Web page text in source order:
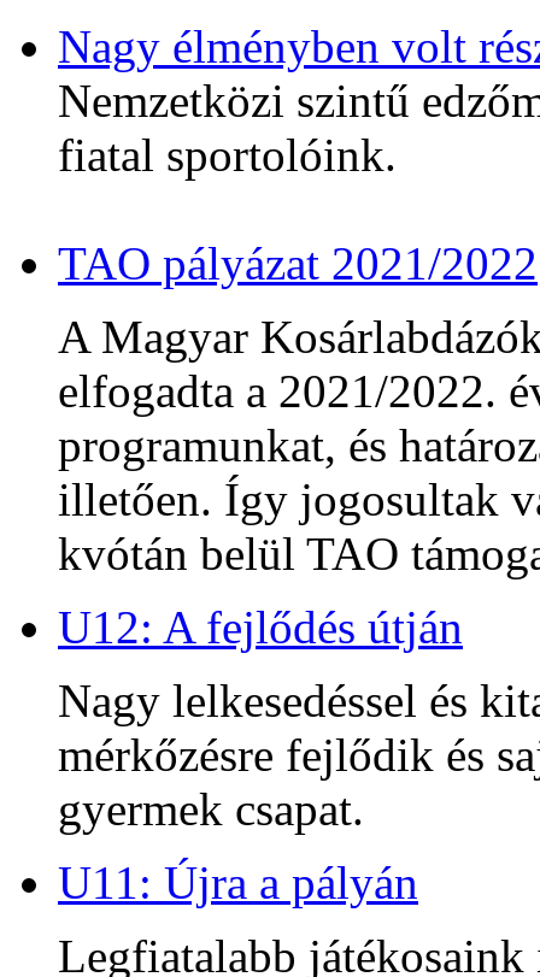
Nagy élményben volt
Nemzetközi szintű
fiatal sportolóink.
TAO pályázat 2021/2022
A Magyar
elfogadta a 2021/2022.
programunkat, és
illetően. Így jogosultak
kvótán belül TAO
U12: A fejlődés útján
Nagy lelkesedéssel és
mérkőzésre fejlődik és
gyermek csapat.
U11: Újra a pályán
Legfiatalabb